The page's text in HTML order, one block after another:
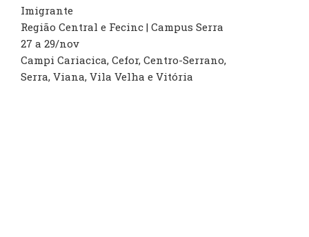
Imigrante
Região Central e Fecinc | Campus Serra
27 a 29/nov
Campi Cariacica, Cefor, Centro-Serrano,
Serra, Viana, Vila Velha e Vitória